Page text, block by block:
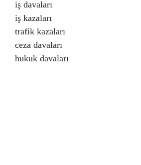
iş davaları
iş kazaları
trafik kazaları
ceza davaları
hukuk davaları